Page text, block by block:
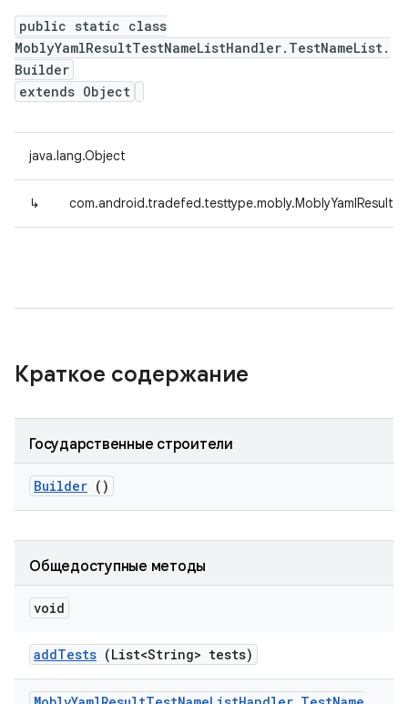
public static class
MoblyYamlResultTestNameListHandler.TestNameList.
Builder
extends Object
java.lang.Object
↳
Краткое содержание
Государственные строители
Builder ()
Общедоступные методы
void
addTests (List<String> tests)